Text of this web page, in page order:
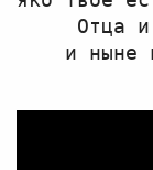
Отца
и ныне